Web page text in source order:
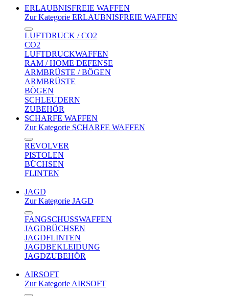
ERLAUBNISFREIE WAFFEN
Zur Kategorie ERLAUBNISFREIE WAFFEN
LUFTDRUCK / CO2
CO2
LUFTDRUCKWAFFEN
RAM / HOME DEFENSE
ARMBRÜSTE / BÖGEN
ARMBRÜSTE
BÖGEN
SCHLEUDERN
ZUBEHÖR
SCHARFE WAFFEN
Zur Kategorie SCHARFE WAFFEN
REVOLVER
PISTOLEN
BÜCHSEN
FLINTEN
JAGD
Zur Kategorie JAGD
FANGSCHUSSWAFFEN
JAGDBÜCHSEN
JAGDFLINTEN
JAGDBEKLEIDUNG
JAGDZUBEHÖR
AIRSOFT
Zur Kategorie AIRSOFT